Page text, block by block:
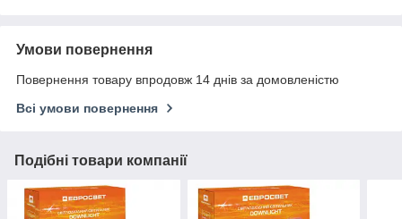
Умови повернення
Повернення товару впродовж 14 днів за домовленістю
Всі умови повернення
Подібні товари компанії